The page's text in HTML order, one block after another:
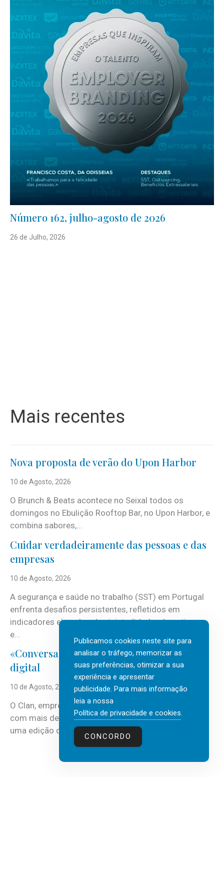
Número 162, julho-agosto de 2026
26 de Julho, 2026
Mais recentes
Nova proposta de verão do Upon Harbor
10 de Agosto, 2026
O Brunch & Beats acontece no Seixal todos os
domingos no Ebulição Rooftop Bar, no Upon Harbor, e
combina sabores,...
Cuidar verdadeiramente das pessoas e das
empresas
10 de Agosto, 2026
A segurança e saúde no trabalho (SST) em Portugal
enfrenta desafios persistentes, refletidos em
indicadores elevados de sinistralidade, absentismo
e...
«Conversas do Clan» sobre transformação
digital
10 de Agosto, 2026
O Clan, empresa portuguesa de recursos humanos
com mais de 30 anos de atividade, vai realizar mais
uma edição do...
Publicamos cookies neste site para
analisar o tráfego, memorizar as
suas preferências, otimizar a sua
experiência e apresentar
publicidade. Para mais informação
leia a nossa
Política de privacidade e cookies.
CONCORDO